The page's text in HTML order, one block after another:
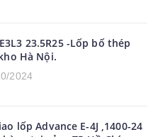
23.5R25 -Lốp bố thép
Hà Nội.
2024
lốp Advance E-4J ,1400-24